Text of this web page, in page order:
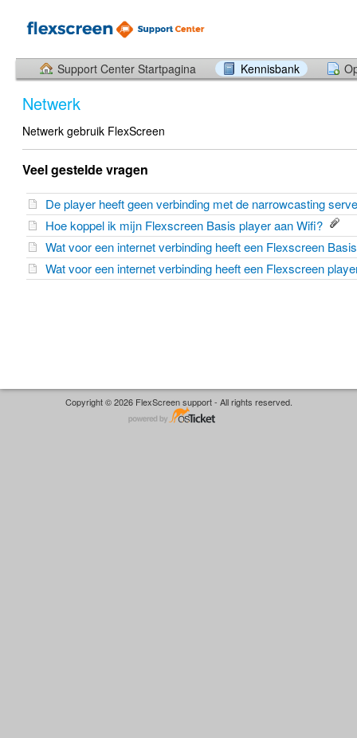
Support Center Startpagina Kennisbank
Netwerk
Netwerk gebruik FlexScreen
Veel gestelde vragen
De player heeft geen verbinding met de narrowcasting
Hoe koppel ik mijn Flexscreen Basis player aan Wifi?
Wat voor een internet verbinding heeft een Flexscreen
Wat voor een internet verbinding heeft een Flexscreen
Copyright © 2026 FlexScreen support - All rights reserved.